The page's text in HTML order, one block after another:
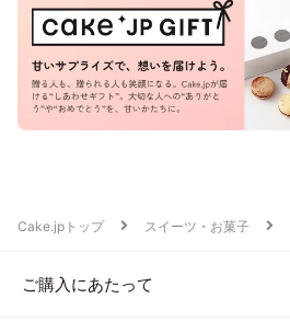
Cake.jpトップ スイーツ・お菓子
ご購入にあたって